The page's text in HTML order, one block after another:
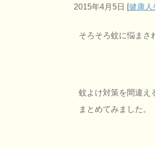
2015年4月5日 [健康人
そろそろ蚊に悩まさ
蚊よけ対策を間違え
まとめてみました。